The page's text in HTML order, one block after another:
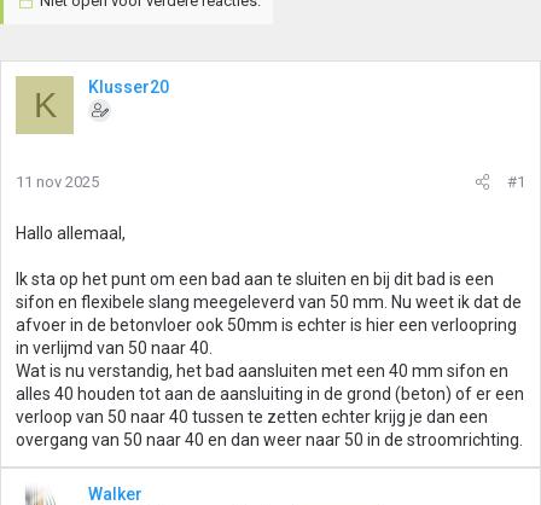
K Klusser20
11 nov 2025 #1
Hallo allemaal,
Ik sta op het punt om een bad aan te sluiten en bij dit bad is een
sifon en flexibele slang meegeleverd van 50 mm. Nu weet ik dat de
afvoer in de betonvloer ook 50mm is echter is hier een verloopring
in verlijmd van 50 naar 40.
Wat is nu verstandig, het bad aansluiten met een 40 mm sifon en
alles 40 houden tot aan de aansluiting in de grond (beton) of er een
verloop van 50 naar 40 tussen te zetten echter krijg je dan een
overgang van 50 naar 40 en dan weer naar 50 in de stroomrichting.
Walker